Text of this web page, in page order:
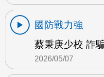
國防戰力強
蔡秉庚少校 詐
2026/05/07